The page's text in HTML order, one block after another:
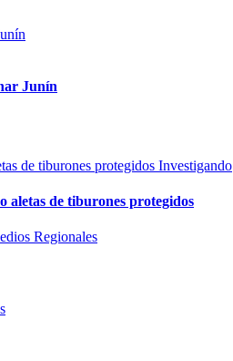
Junín
Investigando
aletas de tiburones protegidos
Regionales